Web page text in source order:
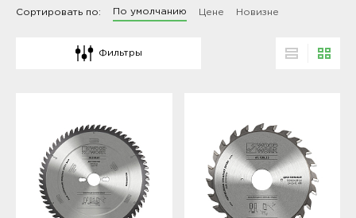
Сортировать по: По умолчанию Цене Новизне